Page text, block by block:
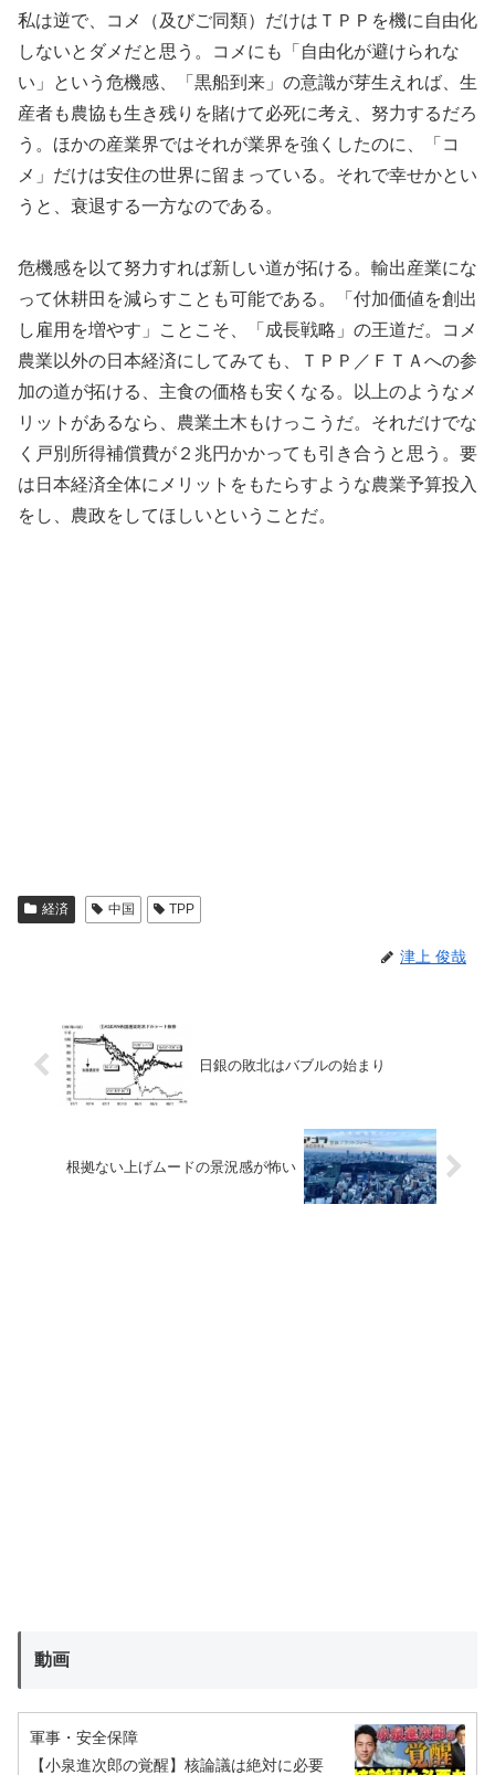
私は逆で、コメ（及びご同類）だけはＴＰＰを機に自由化
しないとダメだと思う。コメにも「自由化が避けられな
い」という危機感、「黒船到来」の意識が芽生えれば、生
産者も農協も生き残りを賭けて必死に考え、努力するだろ
う。ほかの産業界ではそれが業界を強くしたのに、「コ
メ」だけは安住の世界に留まっている。それで幸せかとい
うと、衰退する一方なのである。
危機感を以て努力すれば新しい道が拓ける。輸出産業にな
って休耕田を減らすことも可能である。「付加価値を創出
し雇用を増やす」ことこそ、「成長戦略」の王道だ。コメ
農業以外の日本経済にしてみても、ＴＰＰ／ＦＴＡへの参
加の道が拓ける、主食の価格も安くなる。以上のようなメ
リットがあるなら、農業土木もけっこうだ。それだけでな
く戸別所得補償費が２兆円かかっても引き合うと思う。要
は日本経済全体にメリットをもたらすような農業予算投入
をし、農政をしてほしいということだ。
経済 中国 TPP
津上 俊哉
日銀の敗北はバブルの始まり
根拠ない上げムードの景況感が怖い
動画
軍事・安全保障
【小泉進次郎の覚醒】核論議は絶対に必要